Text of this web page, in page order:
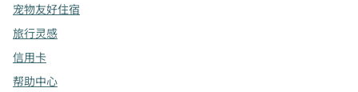
宠物友好住宿
旅行灵感
信用卡
帮助中心